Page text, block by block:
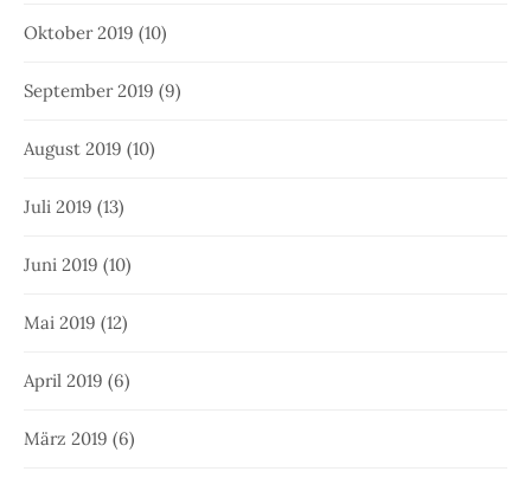
Oktober 2019 (10)
September 2019 (9)
August 2019 (10)
Juli 2019 (13)
Juni 2019 (10)
Mai 2019 (12)
April 2019 (6)
März 2019 (6)